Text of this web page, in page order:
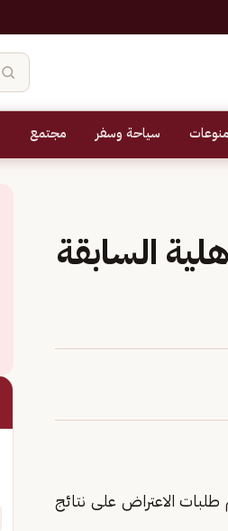
منوعات سياحة وسفر مجتمع
السابقة
تقديم طلبات الاعتراض على نتائج